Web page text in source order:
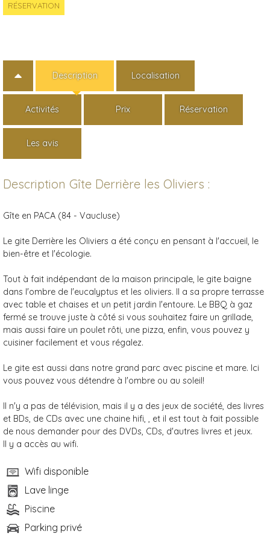
RÉSERVATION
Description Localisation
Activités Prix Réservation
Les avis
Description Gîte Derrière les Oliviers :
Gîte en PACA (84 - Vaucluse)
Le gite Derrière les Oliviers a été conçu en pensant à l'accueil, le
bien-être et l'écologie.
Tout à fait indépendant de la maison principale, le gite baigne
dans l'ombre de l'eucalyptus et les oliviers. Il a sa propre terrasse
avec table et chaises et un petit jardin l'entoure. Le BBQ à gaz
fermé se trouve juste à côté si vous souhaitez faire un grillade,
mais aussi faire un poulet rôti, une pizza, enfin, vous pouvez y
cuisiner facilement et vous régalez.
Le gite est aussi dans notre grand parc avec piscine et mare. Ici
vous pouvez vous détendre à l'ombre ou au soleil!
Il n'y a pas de télévision, mais il y a des jeux de société, des livres
et BDs, de CDs avec une chaine hifi, , et il est tout à fait possible
de nous demander pour des DVDs, CDs, d'autres livres et jeux.
Il y a accès au wifi.
Wifi disponible
Lave linge
Piscine
Parking privé